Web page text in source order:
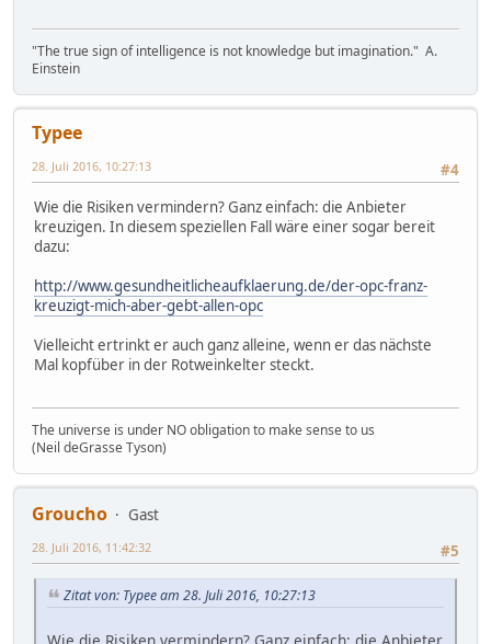
"The true sign of intelligence is not knowledge but imagination." A.
Einstein
Typee
#4
28. Juli 2016, 10:27:13
Wie die Risiken vermindern? Ganz einfach: die Anbieter
kreuzigen. In diesem speziellen Fall wäre einer sogar bereit
dazu:
http://www.gesundheitlicheaufklaerung.de/der-opc-franz-
kreuzigt-mich-aber-gebt-allen-opc
Vielleicht ertrinkt er auch ganz alleine, wenn er das nächste
Mal kopfüber in der Rotweinkelter steckt.
The universe is under NO obligation to make sense to us
(Neil deGrasse Tyson)
Groucho
Gast
#5
28. Juli 2016, 11:42:32
Zitat von: Typee am 28. Juli 2016, 10:27:13
Wie die Risiken vermindern? Ganz einfach: die Anbieter